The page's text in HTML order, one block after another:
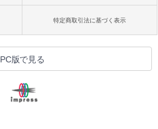
特定商取引法に基づく表示
PC版で見る